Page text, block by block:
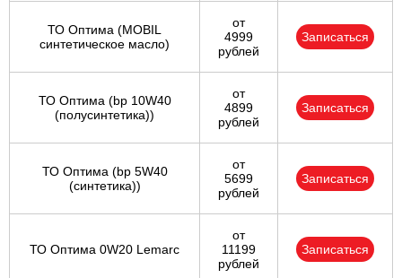
ТО Оптима (MOBIL
синтетическое масло)
от
4999
рублей
Записаться
ТО Оптима (bp 10W40
(полусинтетика))
от
4899
рублей
Записаться
ТО Оптима (bp 5W40
(синтетика))
от
5699
рублей
Записаться
ТО Оптима 0W20 Lemarc
от
11199
рублей
Записаться